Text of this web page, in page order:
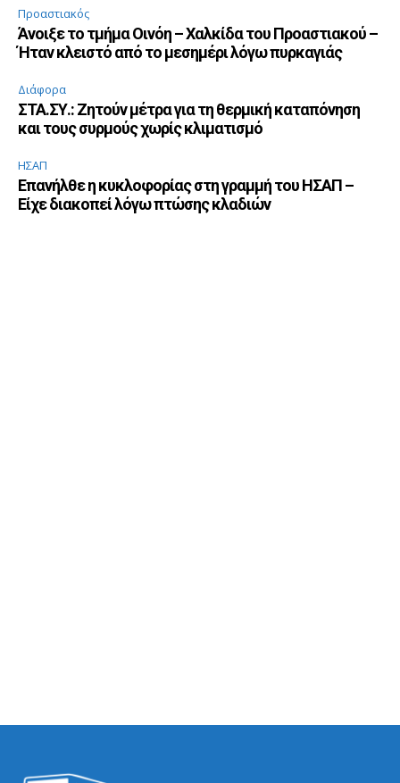
Προαστιακός
Άνοιξε το τμήμα Οινόη – Χαλκίδα του Προαστιακού –
Ήταν κλειστό από το μεσημέρι λόγω πυρκαγιάς
Διάφορα
ΣΤΑ.ΣΥ.: Ζητούν μέτρα για τη θερμική καταπόνηση
και τους συρμούς χωρίς κλιματισμό
ΗΣΑΠ
Επανήλθε η κυκλοφορίας στη γραμμή του ΗΣΑΠ –
Είχε διακοπεί λόγω πτώσης κλαδιών